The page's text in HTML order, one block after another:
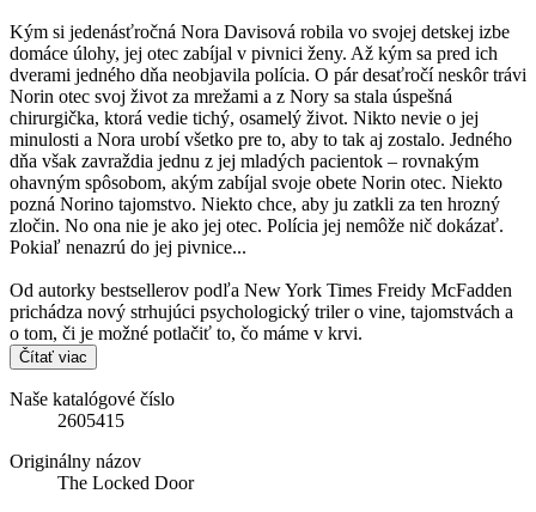
Kým si jedenásťročná Nora Davisová robila vo svojej detskej izbe
domáce úlohy, jej otec zabíjal v pivnici ženy. Až kým sa pred ich
dverami jedného dňa neobjavila polícia. O pár desaťročí neskôr trávi
Norin otec svoj život za mrežami a z Nory sa stala úspešná
chirurgička, ktorá vedie tichý, osamelý život. Nikto nevie o jej
minulosti a Nora urobí všetko pre to, aby to tak aj zostalo. Jedného
dňa však zavraždia jednu z jej mladých pacientok – rovnakým
ohavným spôsobom, akým zabíjal svoje obete Norin otec. Niekto
pozná Norino tajomstvo. Niekto chce, aby ju zatkli za ten hrozný
zločin. No ona nie je ako jej otec. Polícia jej nemôže nič dokázať.
Pokiaľ nenazrú do jej pivnice...
Od autorky bestsellerov podľa New York Times Freidy McFadden
prichádza nový strhujúci psychologický triler o vine, tajomstvách a
o tom, či je možné potlačiť to, čo máme v krvi.
Čítať viac
Naše katalógové číslo
2605415
Originálny názov
The Locked Door